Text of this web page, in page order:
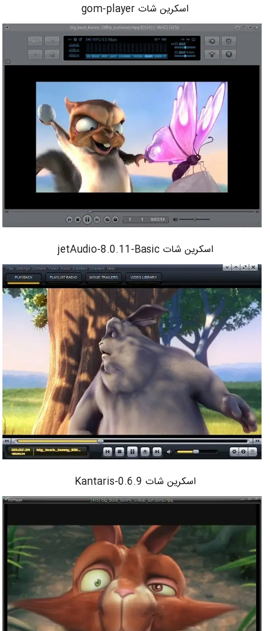
اسکرین شات gom-player
اسکرین شات jetAudio-8.0.11-Basic
اسکرین شات Kantaris-0.6.9